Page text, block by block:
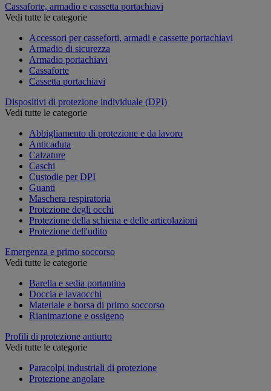
Cassaforte, armadio e cassetta portachiavi
Vedi tutte le categorie
Accessori per casseforti, armadi e cassette portachiavi
Armadio di sicurezza
Armadio portachiavi
Cassaforte
Cassetta portachiavi
Dispositivi di protezione individuale (DPI)
Vedi tutte le categorie
Abbigliamento di protezione e da lavoro
Anticaduta
Calzature
Caschi
Custodie per DPI
Guanti
Maschera respiratoria
Protezione degli occhi
Protezione della schiena e delle articolazioni
Protezione dell'udito
Emergenza e primo soccorso
Vedi tutte le categorie
Barella e sedia portantina
Doccia e lavaocchi
Materiale e borsa di primo soccorso
Rianimazione e ossigeno
Profili di protezione antiurto
Vedi tutte le categorie
Paracolpi industriali di protezione
Protezione angolare